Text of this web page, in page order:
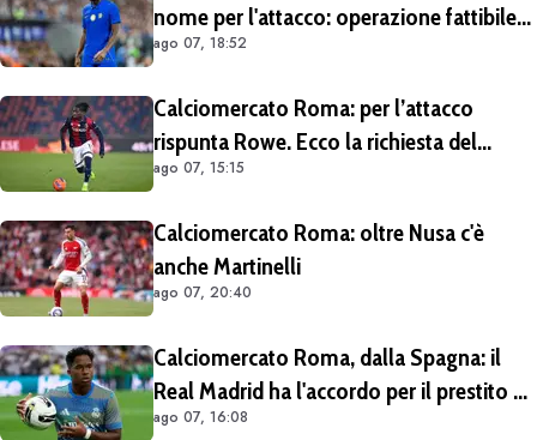
nome per l'attacco: operazione fattibile
solo in prestito
ago 07, 18:52
Calciomercato Roma: per l’attacco
rispunta Rowe. Ecco la richiesta del
Bologna
ago 07, 15:15
Calciomercato Roma: oltre Nusa c'è
anche Martinelli
ago 07, 20:40
Calciomercato Roma, dalla Spagna: il
Real Madrid ha l'accordo per il prestito di
Endrick in Premier League
ago 07, 16:08